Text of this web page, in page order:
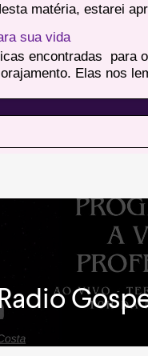
matéria, estarei
sua vida
encontradas para
Elas nos